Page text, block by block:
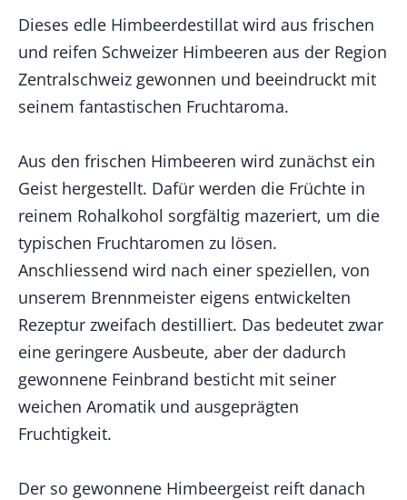
Dieses edle Himbeerdestillat wird aus frischen
und reifen Schweizer Himbeeren aus der Region
Zentralschweiz gewonnen und beeindruckt mit
seinem fantastischen Fruchtaroma.
Aus den frischen Himbeeren wird zunächst ein
Geist hergestellt. Dafür werden die Früchte in
reinem Rohalkohol sorgfältig mazeriert, um die
typischen Fruchtaromen zu lösen.
Anschliessend wird nach einer speziellen, von
unserem Brennmeister eigens entwickelten
Rezeptur zweifach destilliert. Das bedeutet zwar
eine geringere Ausbeute, aber der dadurch
gewonnene Feinbrand besticht mit seiner
weichen Aromatik und ausgeprägten
Fruchtigkeit.
Der so gewonnene Himbeergeist reift danach